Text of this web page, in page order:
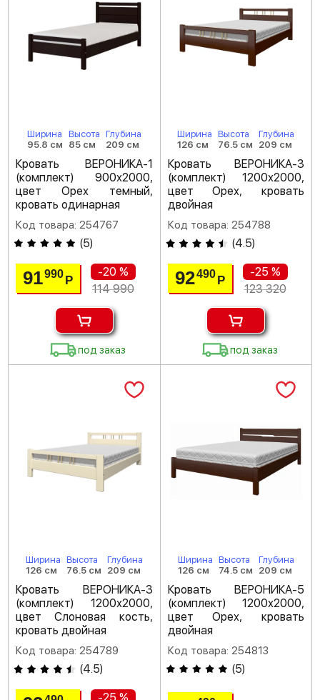
Ширина
95.8 см
Высота
85 см
Глубина
209 см
Кровать ВЕРОНИКА-1
(комплект) 900х2000,
цвет Орех темный,
кровать одинарная
Код товара: 254767
(5)
91990Р
-20 %
114 990
под заказ
Ширина
126 см
Высота
76.5 см
Глубина
209 см
Кровать ВЕРОНИКА-3
(комплект) 1200х2000,
цвет Орех, кровать
двойная
Код товара: 254788
(4.5)
92490 Р
-25 %
123 320
под заказ
Ширина
126 см
Высота
76.5 см
Глубина
209 см
Кровать ВЕРОНИКА-3
(комплект) 1200х2000,
цвет Слоновая кость,
кровать двойная
Код товара: 254789
(4.5)
-25 %
Ширина
126 см
Высота
74.5 см
Глубина
209 см
Кровать ВЕРОНИКА-5
(комплект) 1200х2000,
цвет Орех, кровать
двойная
Код товара: 254813
(5)